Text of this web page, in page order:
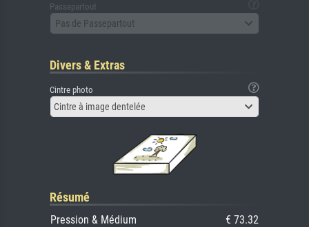
Passepartout
Pas de Passepartout
Divers & Extras
Cintre photo
Cintre à image dentelée
Résumé
Pression & Médium
€ 73.32